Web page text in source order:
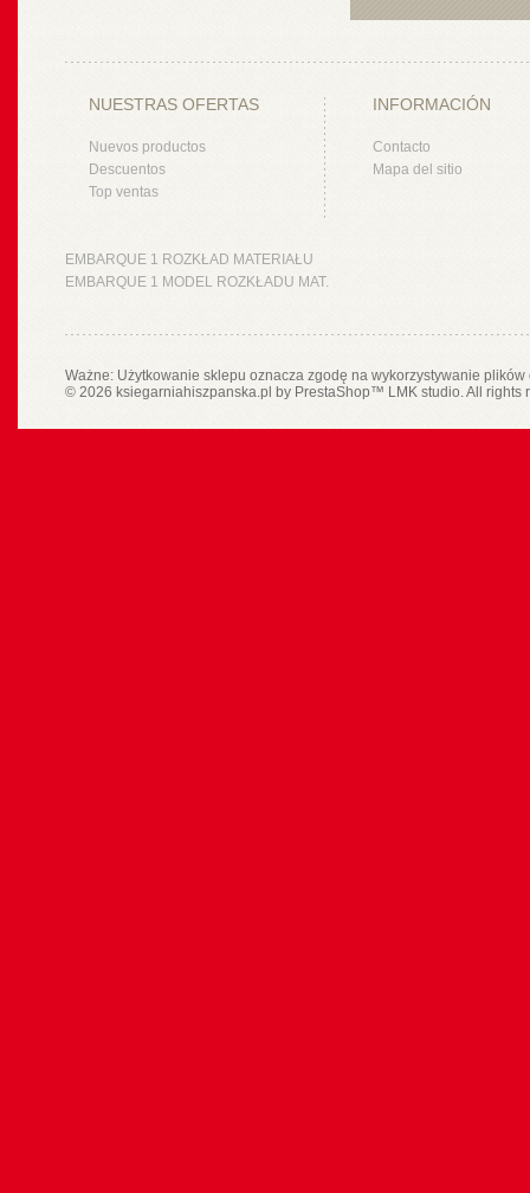
NUESTRAS OFERTAS
Nuevos productos
Descuentos
Top ventas
INFORMACIÓN
Contacto
Mapa del sitio
EMBARQUE 1 ROZKŁAD MATERIAŁU
EMBARQUE 1 MODEL ROZKŁADU MAT.
Ważne: Użytkowanie sklepu oznacza zgodę na wykorzystywanie
© 2026 ksiegarniahiszpanska.pl by PrestaShop™ LMK studio. All rights